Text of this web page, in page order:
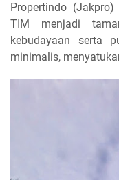
Propertindo
TIM menjadi
kebudayaan serta
minimalis,